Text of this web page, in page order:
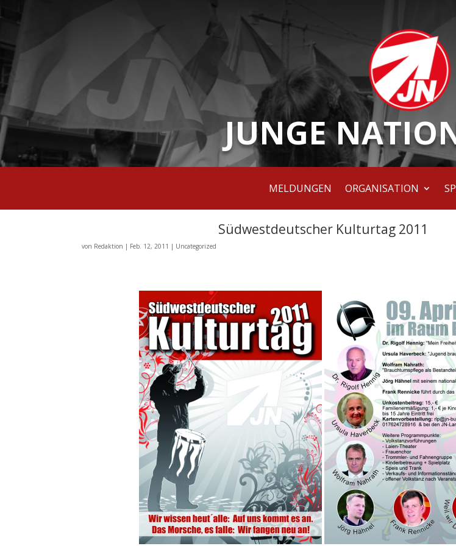
JUNGE
MELDUNGEN ORGANISATION
Südwestdeutscher Kulturtag 2011
von Redaktion | Feb. 12, 2011 | Uncategorized